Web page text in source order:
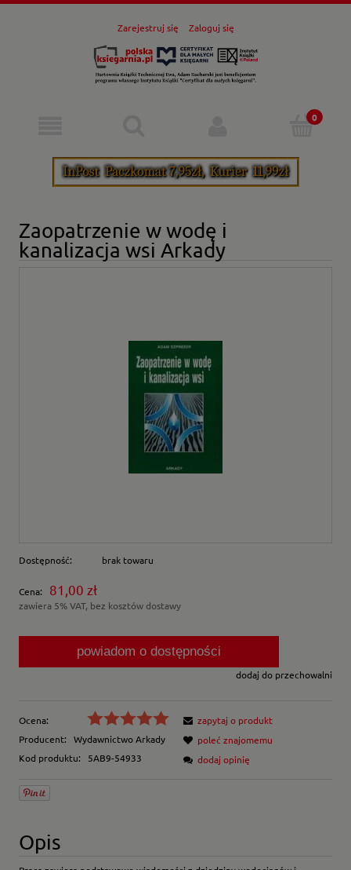
Zarejestruj się Zaloguj się
Zaopatrzenie w wodę i
kanalizacja wsi Arkady
Dostępność: brak towaru
Cena: 81,00 zł
zawiera 5% VAT, bez kosztów dostawy
powiadom o dostępności
dodaj do przechowalni
Ocena:
Producent:
Wydawnictwo Arkady
Kod produktu:
5AB9-54933
zapytaj o produkt
poleć znajomemu
dodaj opinię
Opis